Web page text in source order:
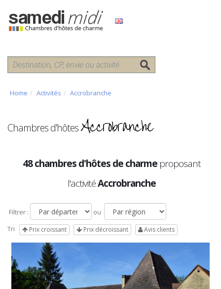
Home Activités Accrobranche
Chambres d'hôtesAccrobranche
48 chambres d'hôtes de charme proposant
l'activitéAccrobranche
Filtrer :
ou
Tri
Prix croissant Prix décroissant Avis clients